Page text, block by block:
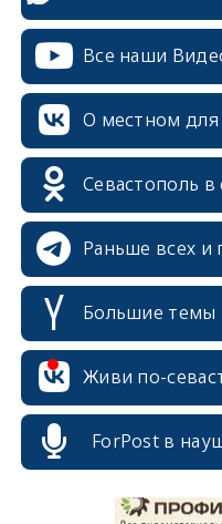
Все наши
О местном
Севастополь в
Раньше всех и
Большие темы
Живи по-
ForPost в